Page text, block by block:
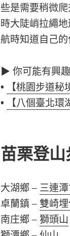
些是需要稍微
時大陡峭拉繩
航時知道自己
▶ 你可能有興
•
【桃園步道
•
【八個臺北
苗栗登
大湖鄉 – 三連
卓蘭鎮 –雙崎
南庄鄉 –獅頭山